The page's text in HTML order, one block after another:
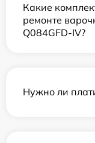
Какие
ремонте
Q084GFD-IV?
Нужно ли